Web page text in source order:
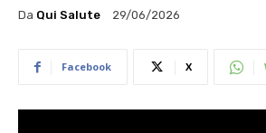
Da Qui Salute 29/06/2026
Facebook X